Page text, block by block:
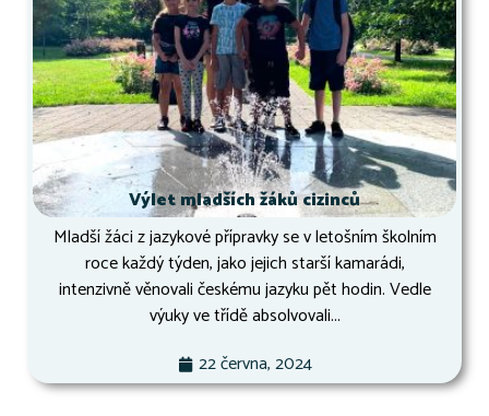
Výlet mladších žáků cizinců
Mladší žáci z jazykové přípravky se v letošním školním
roce každý týden, jako jejich starší kamarádi,
intenzivně věnovali českému jazyku pět hodin. Vedle
výuky ve třídě absolvovali...
22 června, 2024